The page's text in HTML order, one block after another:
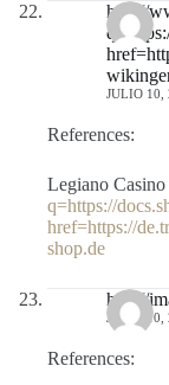
http://
JULIO 10,
References:
Legiano
q=https://
href=https://
shop.de
http://
JULIO 10,
References: